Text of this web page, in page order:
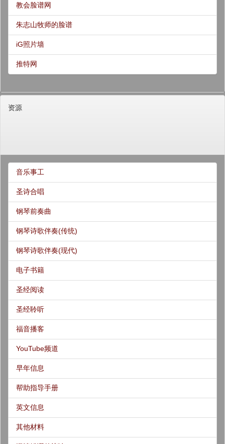
教会脸谱网
朱志山牧师的脸谱
iG照片墙
推特网
资源
音乐事工
圣诗合唱
钢琴前奏曲
钢琴诗歌伴奏(传统)
钢琴诗歌伴奏(现代)
电子书籍
圣经阅读
圣经聆听
福音播客
YouTube频道
早年信息
帮助指导手册
英文信息
其他材料